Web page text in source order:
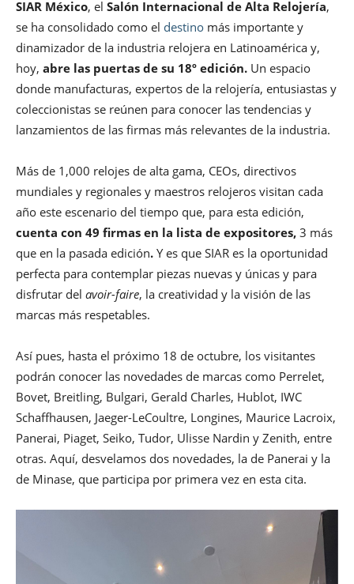
SIAR México, el Salón Internacional de Alta Relojería,
se ha consolidado como el destino más importante y
dinamizador de la industria relojera en Latinoamérica y,
hoy, abre las puertas de su 18º edición. Un espacio
donde manufacturas, expertos de la relojería, entusiastas y
coleccionistas se reúnen para conocer las tendencias y
lanzamientos de las firmas más relevantes de la industria.
Más de 1,000 relojes de alta gama, CEOs, directivos
mundiales y regionales y maestros relojeros visitan cada
año este escenario del tiempo que, para esta edición,
cuenta con 49 firmas en la lista de expositores, 3 más
que en la pasada edición. Y es que SIAR es la oportunidad
perfecta para contemplar piezas nuevas y únicas y para
disfrutar del avoir-faire, la creatividad y la visión de las
marcas más respetables.
Así pues, hasta el próximo 18 de octubre, los visitantes
podrán conocer las novedades de marcas como Perrelet,
Bovet, Breitling, Bulgari, Gerald Charles, Hublot, IWC
Schaffhausen, Jaeger-LeCoultre, Longines, Maurice Lacroix,
Panerai, Piaget, Seiko, Tudor, Ulisse Nardin y Zenith, entre
otras. Aquí, desvelamos dos novedades, la de Panerai y la
de Minase, que participa por primera vez en esta cita.